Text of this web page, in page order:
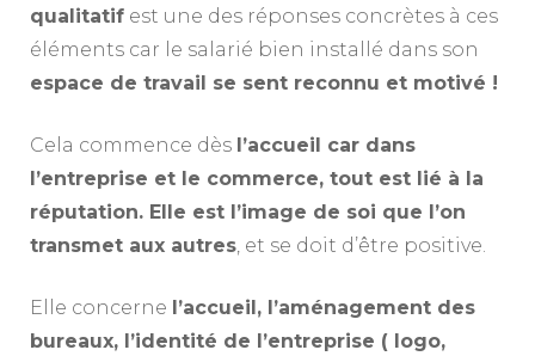
qualitatif est une des réponses concrètes à ces
éléments car le salarié bien installé dans son
espace de travail se sent reconnu et motivé !
Cela commence dès l’accueil car dans
l’entreprise et le commerce, tout est lié à la
réputation. Elle est l’image de soi que l’on
transmet aux autres, et se doit d’être positive.
Elle concerne l’accueil, l’aménagement des
bureaux, l’identité de l’entreprise ( logo,